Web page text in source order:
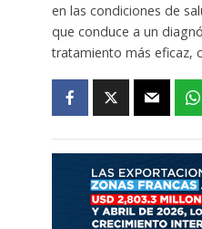
en las condiciones de
que conduce a un
tratamiento más eficaz,